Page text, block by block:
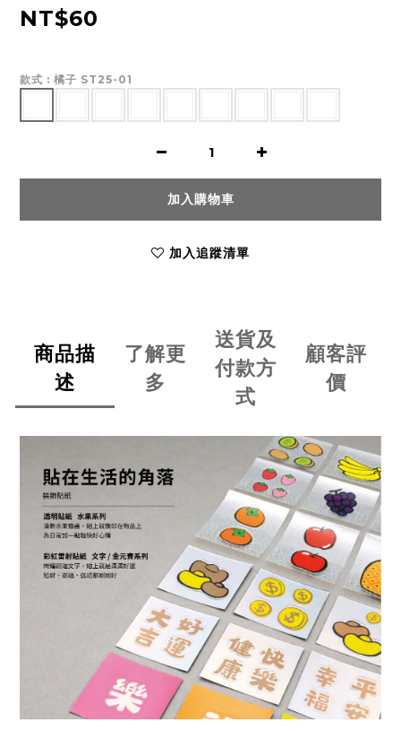
NT$60
款式 : 橘子 ST25-01
加入購物車
加入追蹤清單
商品描
述
了解更
多
送貨及
付款方
式
顧客評
價